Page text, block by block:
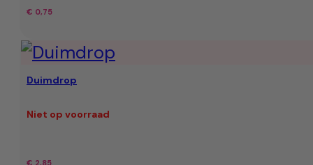
€ 0,75
Duimdrop
Niet op voorraad